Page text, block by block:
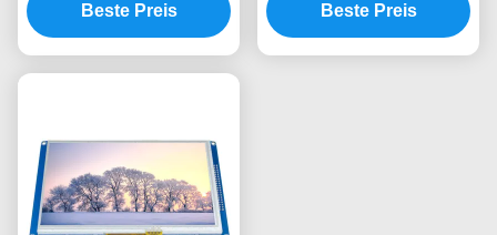
mit Note
Beste Preis
Modul-800x480
SSD1963 TFT
Beste Preis